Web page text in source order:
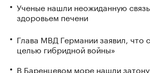
Ученые нашли неожиданную
здоровьем печени
Глава МВД Германии заявил, что
целью гибридной войны»
В Баренцевом море нашли